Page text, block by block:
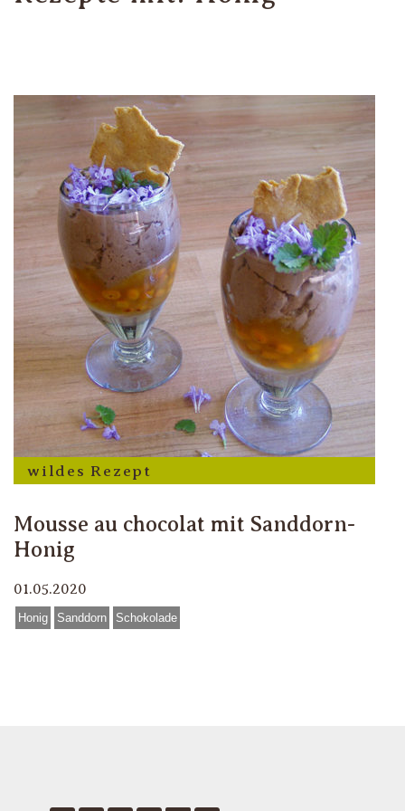
wildes Rezept
Mousse au chocolat mit Sanddorn-
Honig
01.05.2020
Honig Sanddorn Schokolade